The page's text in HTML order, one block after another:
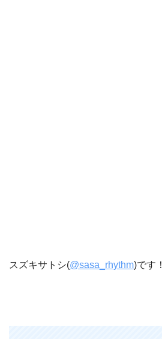
スズキサトシ(@sasa_rhythm)です！